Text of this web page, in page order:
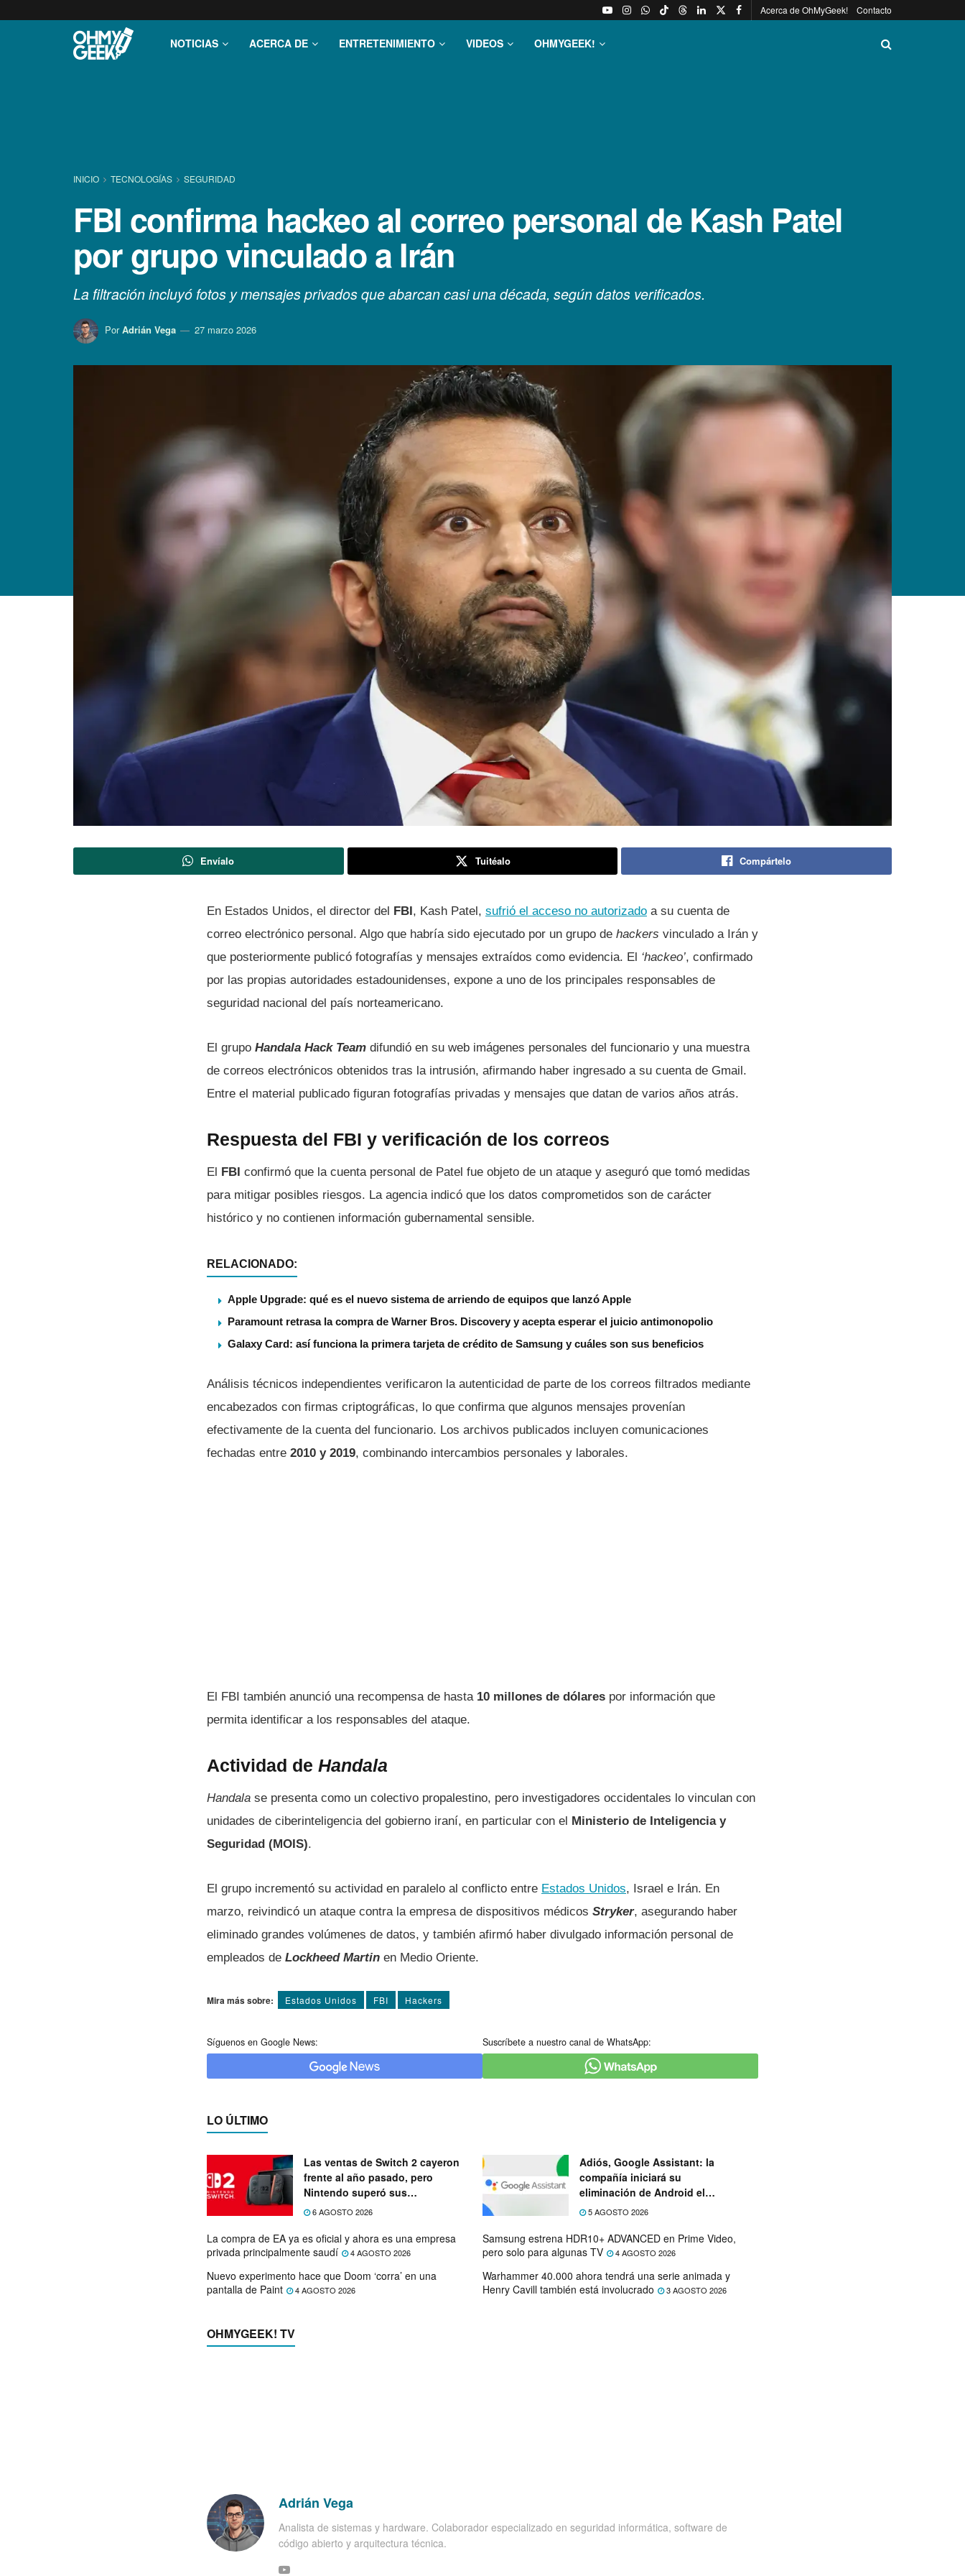
Acerca de OhMyGeek! Contacto
NOTICIAS ACERCA DE ENTRETENIMIENTO VIDEOS OHMYGEEK!
INICIO TECNOLOGÍ­AS SEGURIDAD
FBI confirma hackeo al correo personal de Kash Patel
por grupo vinculado a Irán
La filtración incluyó fotos y mensajes privados que abarcan casi una década, según datos verificados.
Por Adrián Vega 27 marzo 2026
Envíalo Tuitéalo Compártelo
En Estados Unidos, el director del FBI , Kash Patel, sufrió el acceso no autorizado a su cuenta de
correo electrónico personal. Algo que habría sido ejecutado por un grupo de hackers vinculado a Irán y
que posteriormente publicó fotografías y mensajes extraídos como evidencia. El ‘hackeo’, confirmado
por las propias autoridades estadounidenses, expone a uno de los principales responsables de
seguridad nacional del país norteamericano.
El grupo Handala Hack Team difundió en su web imágenes personales del funcionario y una muestra
de correos electrónicos obtenidos tras la intrusión, afirmando haber ingresado a su cuenta de Gmail.
Entre el material publicado figuran fotografías privadas y mensajes que datan de varios años atrás.
Respuesta del FBI y verificación de los correos
El FBI confirmó que la cuenta personal de Patel fue objeto de un ataque y aseguró que tomó medidas
para mitigar posibles riesgos. La agencia indicó que los datos comprometidos son de carácter
histórico y no contienen información gubernamental sensible.
RELACIONADO:
Apple Upgrade: qué es el nuevo sistema de arriendo de equipos que lanzó Apple
Paramount retrasa la compra de Warner Bros. Discovery y acepta esperar el juicio antimonopolio
Galaxy Card: así funciona la primera tarjeta de crédito de Samsung y cuáles son sus beneficios
Análisis técnicos independientes verificaron la autenticidad de parte de los correos filtrados mediante
encabezados con firmas criptográficas, lo que confirma que algunos mensajes provenían
efectivamente de la cuenta del funcionario. Los archivos publicados incluyen comunicaciones
fechadas entre 2010 y 2019, combinando intercambios personales y laborales.
El FBI también anunció una recompensa de hasta 10 millones de dólares por información que
permita identificar a los responsables del ataque.
Actividad de Handala
Handala se presenta como un colectivo propalestino, pero investigadores occidentales lo vinculan con
unidades de ciberinteligencia del gobierno iraní, en particular con el Ministerio de Inteligencia y
Seguridad (MOIS).
El grupo incrementó su actividad en paralelo al conflicto entre Estados Unidos, Israel e Irán. En
marzo, reivindicó un ataque contra la empresa de dispositivos médicos Stryker, asegurando haber
eliminado grandes volúmenes de datos, y también afirmó haber divulgado información personal de
empleados de Lockheed Martin en Medio Oriente.
Mira más sobre: Estados Unidos FBI Hackers
Síguenos en Google News: Suscríbete a nuestro canal de WhatsApp:
LO ÚLTIMO
Las ventas de Switch 2 cayeron
frente al año pasado, pero
Nintendo superó sus
expectativas
6 AGOSTO 2026
Adiós, Google Assistant: la
compañía iniciará su
eliminación de Android el
próximo mes
5 AGOSTO 2026
La compra de EA ya es oficial y ahora es una empresa
privada principalmente saudí
4 AGOSTO 2026
Samsung estrena HDR10+ ADVANCED en Prime Video,
pero solo para algunas TV
4 AGOSTO 2026
Nuevo experimento hace que Doom ‘corra’ en una
pantalla de Paint
4 AGOSTO 2026
Warhammer 40.000 ahora tendrá una serie animada y
Henry Cavill también está involucrado
3 AGOSTO 2026
OHMYGEEK! TV
Adrián Vega
Analista de sistemas y hardware. Colaborador especializado en seguridad informática, software de
código abierto y arquitectura técnica.